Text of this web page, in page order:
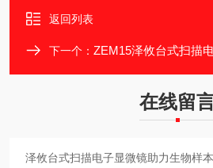
返回列表
下一个： ZEM15泽攸台式扫描电子
在线留